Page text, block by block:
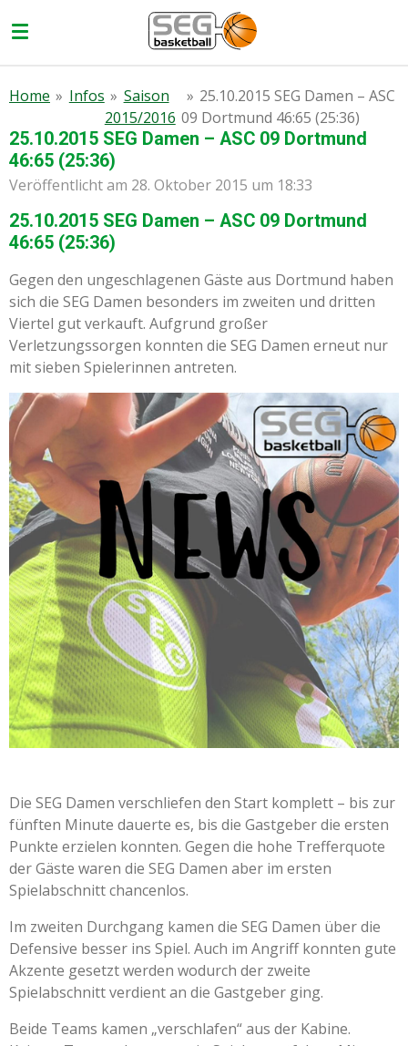
Hauptinhalt
Home » Infos » Saison
2015/2016
» 25.10.2015 SEG Damen – ASC
09 Dortmund 46:65 (25:36)
25.10.2015 SEG Damen – ASC 09 Dortmund
46:65 (25:36)
Veröffentlicht am 28. Oktober 2015 um 18:33
25.10.2015 SEG Damen – ASC 09 Dortmund
46:65 (25:36)
Gegen den ungeschlagenen Gäste aus Dortmund haben
sich die SEG Damen besonders im zweiten und dritten
Viertel gut verkauft. Aufgrund großer
Verletzungssorgen konnten die SEG Damen erneut nur
mit sieben Spielerinnen antreten.
Die SEG Damen verschliefen den Start komplett – bis zur
fünften Minute dauerte es, bis die Gastgeber die ersten
Punkte erzielen konnten. Gegen die hohe Trefferquote
der Gäste waren die SEG Damen aber im ersten
Spielabschnitt chancenlos.
Im zweiten Durchgang kamen die SEG Damen über die
Defensive besser ins Spiel. Auch im Angriff konnten gute
Akzente gesetzt werden wodurch der zweite
Spielabschnitt verdient an die Gastgeber ging.
Beide Teams kamen „verschlafen“ aus der Kabine.